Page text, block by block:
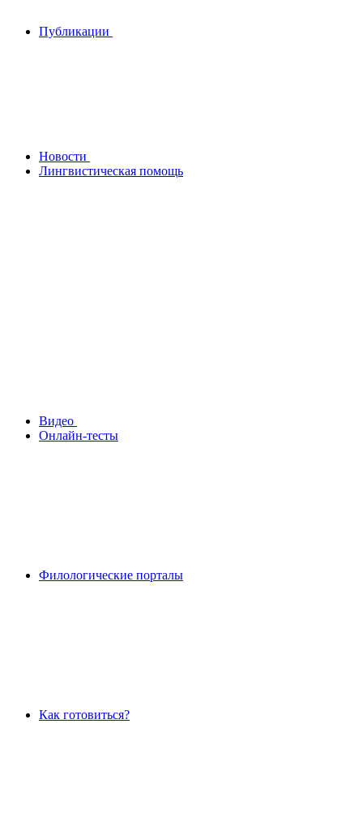
Публикации
Новости
Лингвистическая помощь
Видео
Онлайн-тесты
Филологические порталы
Как готовиться?